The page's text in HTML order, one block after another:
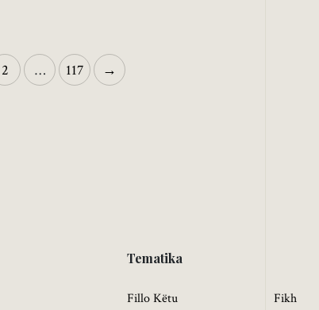
2 … 117 →
Tematika
Fillo Këtu
Fikh